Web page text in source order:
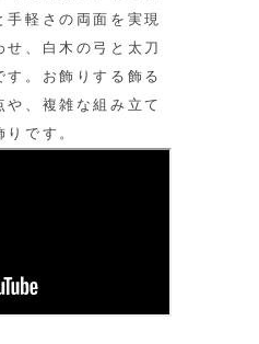
軽さの両面を実現
せ、白木の弓と太刀
す。お飾りする飾る
、複雑な組み立て
です。